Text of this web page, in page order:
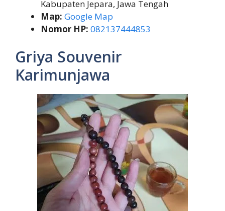
Kabupaten Jepara, Jawa Tengah
Map: Google Map
Nomor HP: 082137444853
Griya Souvenir
Karimunjawa